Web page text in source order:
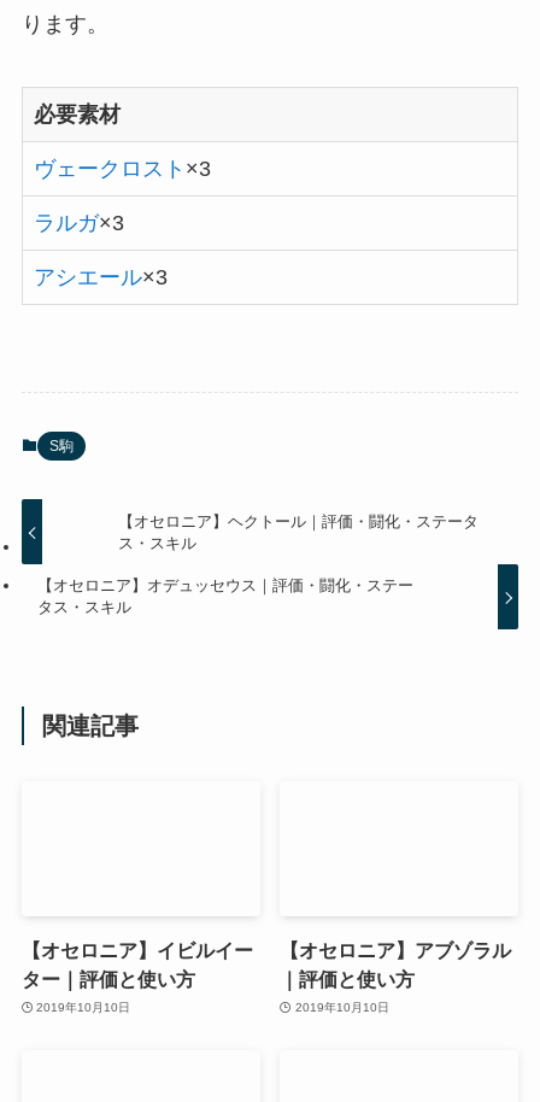
ります。
必要素材
ヴェークロスト ×3
ラルガ×3
アシエール×3
S駒
【オセロニア】ヘクトール｜評価・闘化・ステータ
ス・スキル
【オセロニア】オデュッセウス｜評価・闘化・ステー
タス・スキル
関連記事
【オセロニア】イビルイー
ター｜評価と使い方
2019年10月10日
【オセロニア】アブゾラル
｜評価と使い方
2019年10月10日